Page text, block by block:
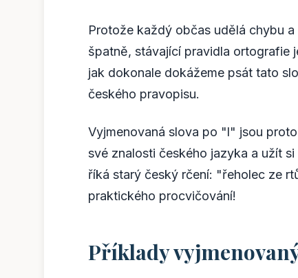
Protože každý občas udělá chybu
špatně, stávající pravidla ortografie
jak dokonale dokážeme psát tato
českého pravopisu.
Vyjmenovaná slova po "l" jsou
své znalosti českého jazyka a užít
říká starý český rčení: "řeholec ze
praktického procvičování!
Příklady